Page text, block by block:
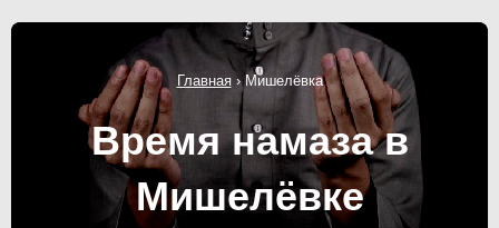
Главная›Мишелёвка
Время намаза в
Мишелёвке